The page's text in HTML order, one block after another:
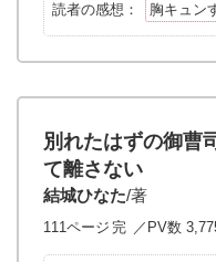
読者の感想： 胸キュン
別れたはずの御曹
て離さない
結城ひなた/著
111ページ 完 ／PV数